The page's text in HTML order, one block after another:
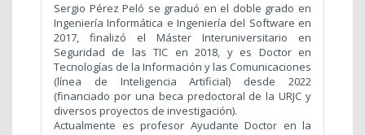
Sergio Pérez Peló se graduó en el doble grado en
Ingeniería Informática e Ingeniería del Software en
2017, finalizó el Máster Interuniversitario en
Seguridad de las TIC en 2018, y es Doctor en
Tecnologías de la Información y las Comunicaciones
(línea de Inteligencia Artificial) desde 2022
(financiado por una beca predoctoral de la URJC y
diversos proyectos de investigación).
Actualmente es profesor Ayudante Doctor en la